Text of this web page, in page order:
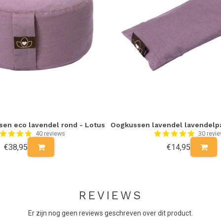
eco lavendel rond - Lotus
40 reviews
€38,95
30
€14,95
REVIEWS
Er zijn nog geen reviews geschreven over dit product.